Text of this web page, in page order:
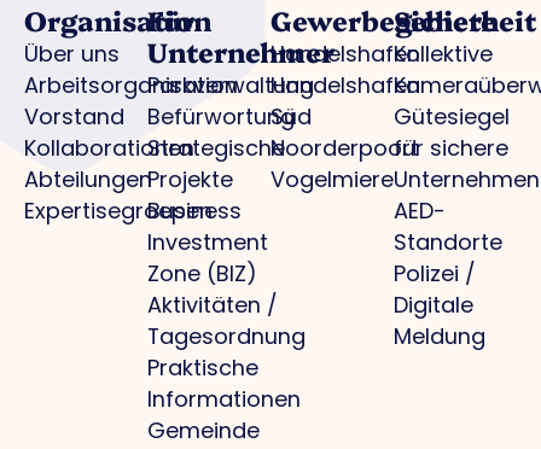
Organisation
Über uns
Arbeitsorganisation
Vorstand
Kollaborationen
Abteilungen
Expertisegroepen
Für
Unternehmer
Parkverwaltung
Befürwortung
Strategische
Projekte
Business
Investment
Zone (BIZ)
Aktivitäten /
Tagesordnung
Praktische
Informationen
Gemeinde
Gewerbegebiete
Handelshafen
Handelshafen
Süd
Noorderpoort
Vogelmiere
Sicherheit
Kollektive
Gütesiegel
für sichere
Unternehmen
AED-
Standorte
Polizei /
Digitale
Meldung